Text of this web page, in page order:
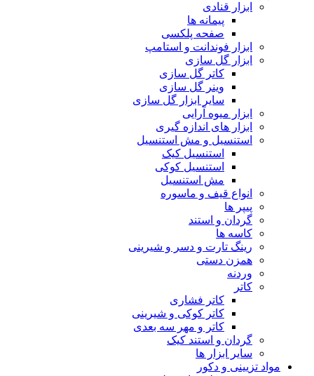
ابزار قنادی
پیمانه ها
صفحه پلکسی
ابزار فوندانت و استامپ
ابزار گل سازی
کاتر گل سازی
وینر گل سازی
سایر ابزار گل سازی
ابزار میوه آرایی
ابزار های اندازه گیری
استنسیل و مش استنسیل
استنسیل کیک
استنسیل کوکی
مش استنسیل
انواع قیف و ماسوره
پیپر ها
گردان و استند
کاسه ها
رینگ تارت و دسر و شیرینی
همزن دستی
وردنه
کاتر
کاتر فشاری
کاتر کوکی و شیرینی
کاتر و مهر سه بعدی
گردان و استند کیک
سایر ابزار ها
مواد تزیینی و دکور